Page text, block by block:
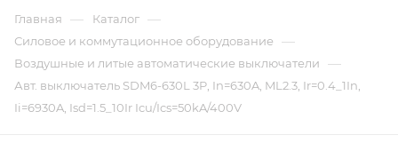
Главная — Каталог —
Силовое и коммутационное оборудование —
Воздушные и литые автоматические выключатели —
Авт. выключатель SDM6-630L 3P, In=630A, ML2.3, Ir=0.4_1In,
Ii=6930A, Isd=1.5_10Ir Icu/Ics=50kA/400V